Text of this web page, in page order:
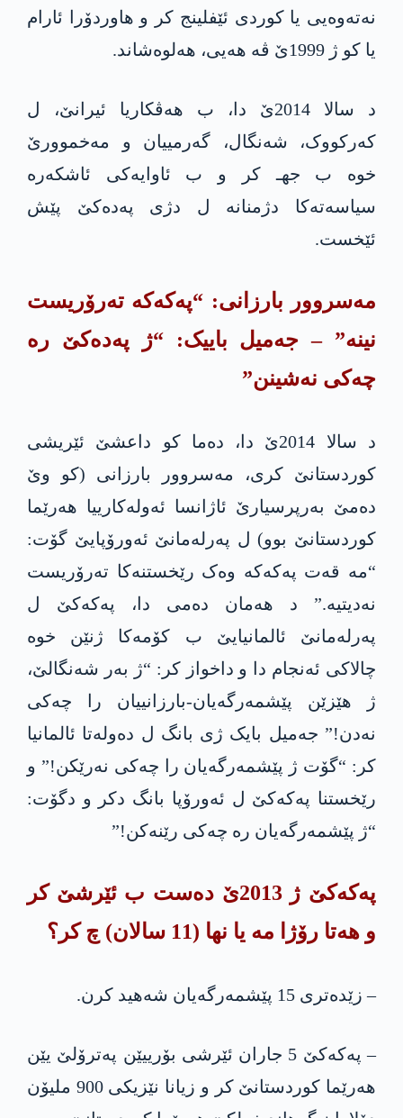
نەتەوەیی یا کوردی ئێفلینج کر و هاوردۆرا ئارام
یا کو ژ 1999ێ ڤە هه‌یی، هه‌لوەشاند.
د سالا 2014ێ دا، ب هەڤکاریا ئیرانێ، ل
کەرکووک، شەنگال، گەرمییان و مەخموورێ
خوە ب جهـ کر و ب ئاوایەکی ئاشکەرە
سیاسه‌ته‌كا دژمنانە ل دژی په‌ده‌كێ پێش
ئێخست.
مەسروور بارزانی: “په‌كه‌كە تەرۆریست
نینە” – جەمیل باییک: “ژ په‌ده‌كێ رە
چەکی نەشینن”
د سالا 2014ێ دا، دەما کو داعشێ ئێریشی
کوردستانێ کری، مەسروور بارزانی (کو وێ
دەمێ بەرپرسیارێ ئاژانسا ئەولەکارییا هەرێما
کوردستانێ بوو) ل په‌رله‌مانێ ئەورۆپایێ گۆت:
“مە قەت په‌كه‌كە وەک رێخستنەکا تەرۆریست
نەدیتیه‌.” د هەمان دەمی دا، په‌كه‌كێ ل
په‌رله‌مانێ ئالمانیایێ ب کۆمەکا ژنێن خوە
چالاکی ئه‌نجام دا و داخواز کر: “ژ بەر شەنگالێ،
ژ هێزێن پێشمەرگەیان-بارزانییان را چەکی
نەدن!” جەمیل بایک ژی بانگ ل دەولەتا ئالمانیا
کر: “گۆت ژ پێشمەرگەیان را چەکی نەرێکن!” و
رێخستنا په‌كه‌كێ ل ئەورۆپا بانگ دکر و دگۆت:
“ژ پێشمەرگەیان رە چەکی رێنەکن!”
په‌كه‌كێ ژ 2013ێ دەست ب ئێرشێ کر
و هەتا رۆژا مە یا نها (11 سالان) چ کر؟
– زێدەتری 15 پێشمەرگەیان شەهید کرن.
– په‌كه‌كێ 5 جاران ئێرشی بۆرییێن پەترۆلێ یێن
هەرێما کوردستانێ کر و زیانا نێزیکی 900 ملیۆن